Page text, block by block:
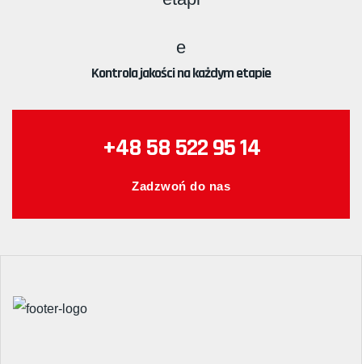
Kontrola jakości na każdym etapie
+48 58 522 95 14
Zadzwoń do nas